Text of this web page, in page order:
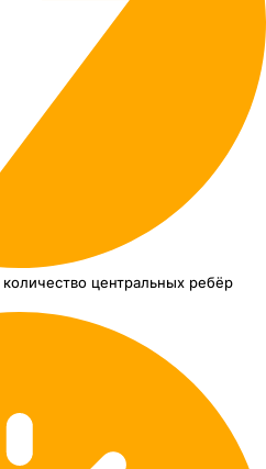
количество центральных ребёр